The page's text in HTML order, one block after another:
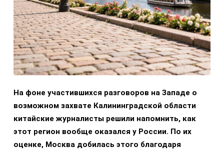
На фоне участившихся разговоров на Западе о
возможном захвате Калининградской области
китайские журналисты решили напомнить, как
этот регион вообще оказался у России. По их
оценке, Москва добилась этого благодаря